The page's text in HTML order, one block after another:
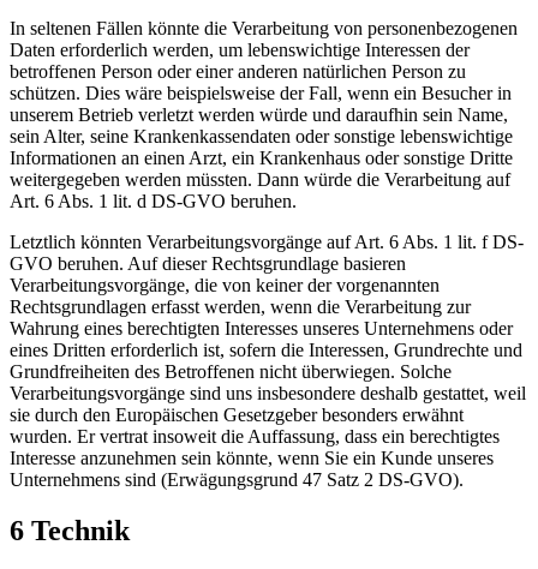
In seltenen Fällen könnte die Verarbeitung von personenbezogenen
Daten erforderlich werden, um lebenswichtige Interessen der
betroffenen Person oder einer anderen natürlichen Person zu
schützen. Dies wäre beispielsweise der Fall, wenn ein Besucher in
unserem Betrieb verletzt werden würde und daraufhin sein Name,
sein Alter, seine Krankenkassendaten oder sonstige lebenswichtige
Informationen an einen Arzt, ein Krankenhaus oder sonstige Dritte
weitergegeben werden müssten. Dann würde die Verarbeitung auf
Art. 6 Abs. 1 lit. d DS-GVO beruhen.
Letztlich könnten Verarbeitungsvorgänge auf Art. 6 Abs. 1 lit. f DS-
GVO beruhen. Auf dieser Rechtsgrundlage basieren
Verarbeitungsvorgänge, die von keiner der vorgenannten
Rechtsgrundlagen erfasst werden, wenn die Verarbeitung zur
Wahrung eines berechtigten Interesses unseres Unternehmens oder
eines Dritten erforderlich ist, sofern die Interessen, Grundrechte und
Grundfreiheiten des Betroffenen nicht überwiegen. Solche
Verarbeitungsvorgänge sind uns insbesondere deshalb gestattet, weil
sie durch den Europäischen Gesetzgeber besonders erwähnt
wurden. Er vertrat insoweit die Auffassung, dass ein berechtigtes
Interesse anzunehmen sein könnte, wenn Sie ein Kunde unseres
Unternehmens sind (Erwägungsgrund 47 Satz 2 DS-GVO).
6 Technik